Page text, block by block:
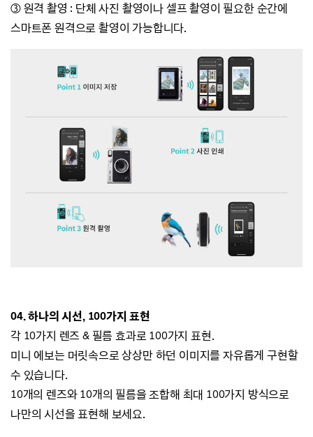
③ 원격 촬영 : 단체 사진 촬영이나 셀프 촬영이 필요한 순간에
스마트폰 원격으로 촬영이 가능합니다.
04. 하나의 시선, 100가지 표현
각 10가지 렌즈 & 필름 효과로 100가지 표현.
미니 에보는 머릿속으로 상상만 하던 이미지를 자유롭게 구현할
수 있습니다.
10개의 렌즈와 10개의 필름을 조합해 최대 100가지 방식으로
나만의 시선을 표현해 보세요.